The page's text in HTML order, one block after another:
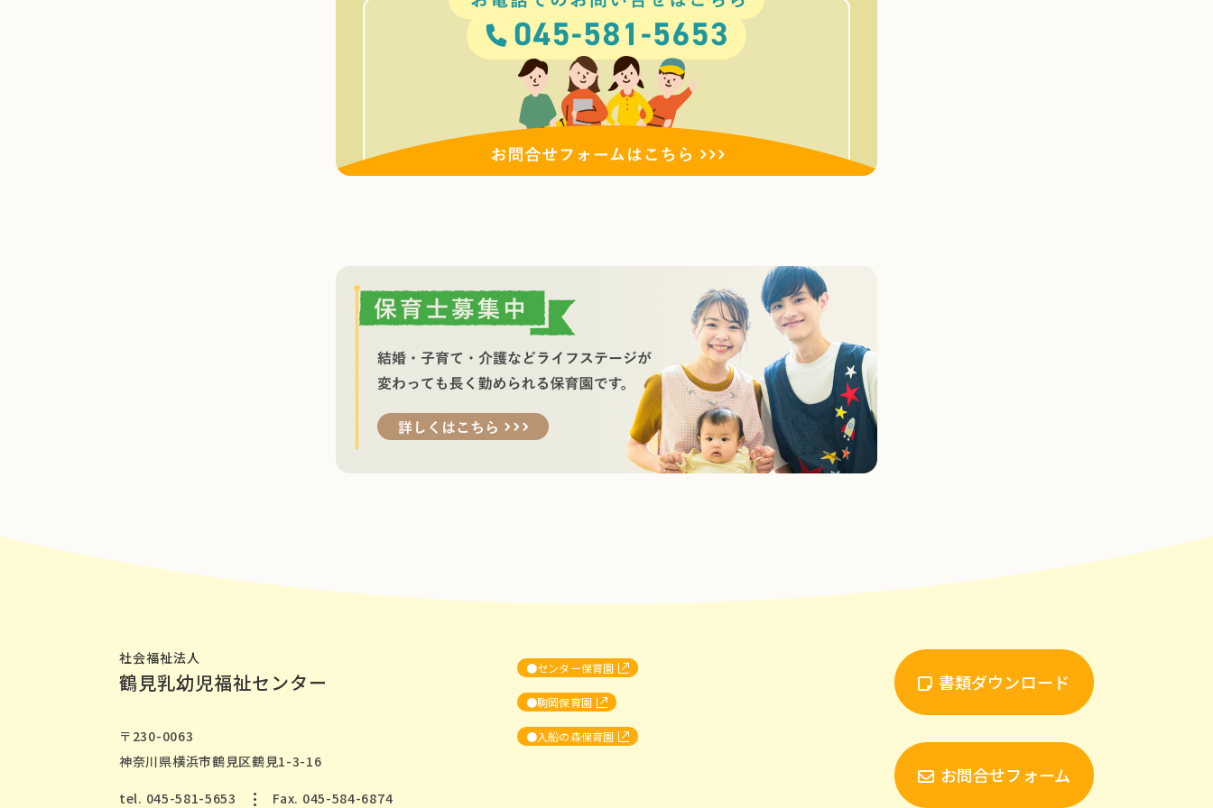
社会福祉法人
鶴見乳幼児福祉センター
〒230-0063
神奈川県横浜市鶴見区鶴見1-3-16
tel. 045-581-5653 Fax. 045-584-6874
センター保育園
駒岡保育園
入船の森保育園
書類ダウンロード
お問合せフォーム